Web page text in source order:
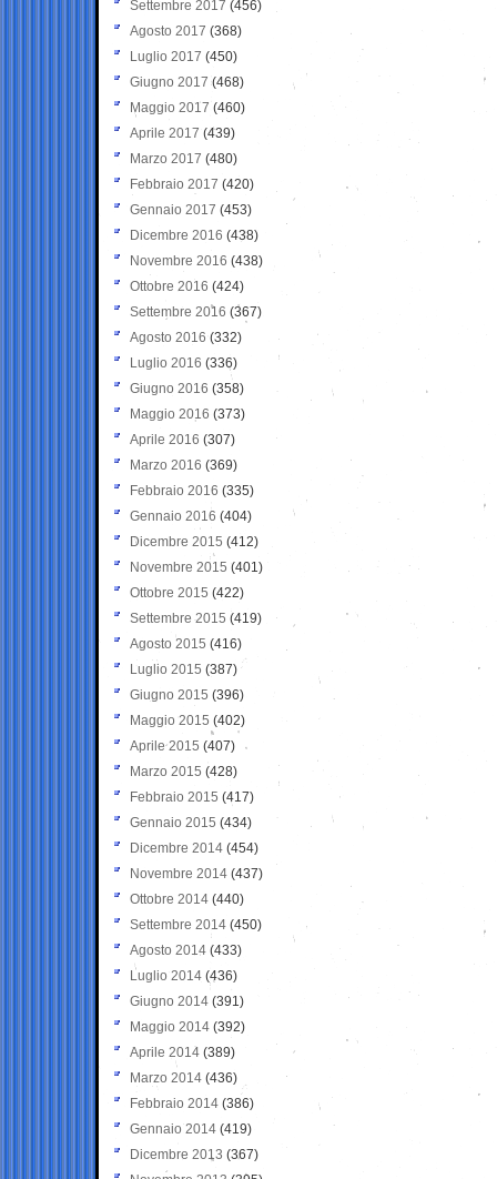
Settembre 2017 (456)
Agosto 2017 (368)
Luglio 2017 (450)
Giugno 2017 (468)
Maggio 2017 (460)
Aprile 2017 (439)
Marzo 2017 (480)
Febbraio 2017 (420)
Gennaio 2017 (453)
Dicembre 2016 (438)
Novembre 2016 (438)
Ottobre 2016 (424)
Settembre 2016 (367)
Agosto 2016 (332)
Luglio 2016 (336)
Giugno 2016 (358)
Maggio 2016 (373)
Aprile 2016 (307)
Marzo 2016 (369)
Febbraio 2016 (335)
Gennaio 2016 (404)
Dicembre 2015 (412)
Novembre 2015 (401)
Ottobre 2015 (422)
Settembre 2015 (419)
Agosto 2015 (416)
Luglio 2015 (387)
Giugno 2015 (396)
Maggio 2015 (402)
Aprile 2015 (407)
Marzo 2015 (428)
Febbraio 2015 (417)
Gennaio 2015 (434)
Dicembre 2014 (454)
Novembre 2014 (437)
Ottobre 2014 (440)
Settembre 2014 (450)
Agosto 2014 (433)
Luglio 2014 (436)
Giugno 2014 (391)
Maggio 2014 (392)
Aprile 2014 (389)
Marzo 2014 (436)
Febbraio 2014 (386)
Gennaio 2014 (419)
Dicembre 2013 (367)